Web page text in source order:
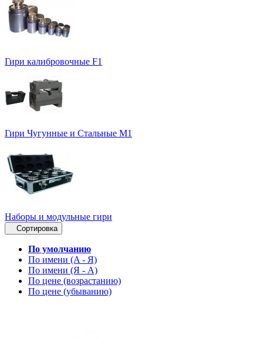
Гири калибровочные F1
Гири Чугунные и Стальные М1
Наборы и модульные гири
Сортировка
По умолчанию
По имени (A - Я)
По имени (Я - A)
По цене (возрастанию)
По цене (убыванию)